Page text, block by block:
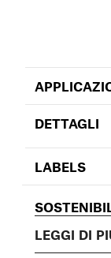
DETTAGLI
LABELS
LEGGI DI